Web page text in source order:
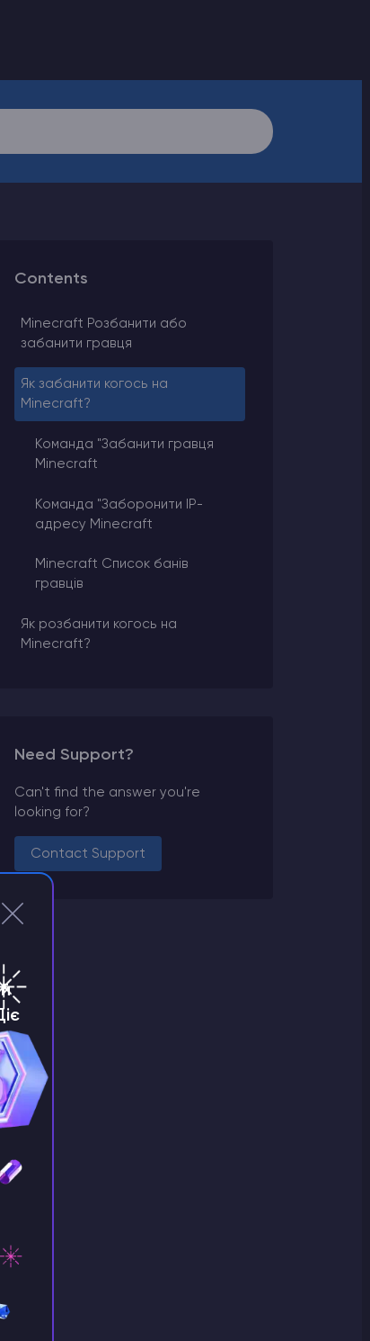
Contents
Minecraft Розбанити або
забанити гравця
Як забанити когось на
Minecraft?
Команда "Забанити гравця
Minecraft
Команда "Заборонити IP-
адресу Minecraft
Minecraft Список банів
гравців
Як розбанити когось на
Minecraft?
Need Support?
Can't find the answer you're
looking for?
Contact Support